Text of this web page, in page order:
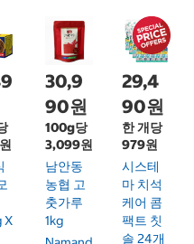
X
30,9
90원
100g당
3,099원
남안동
농협 고
춧가루
1kg
29,4
90원
한 개당
979원
시스테
마 치석
케어 콤
팩트 칫
솔 24개